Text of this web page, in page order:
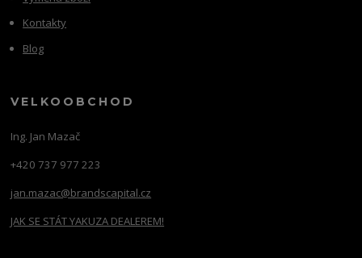
Kontakty
Blog
VELKOOBCHOD
Ing. Jan Mazač
+420 737 977 223
jan.mazac@brandscapital.cz
JAK SE STÁT YAKUZA DEALEREM!